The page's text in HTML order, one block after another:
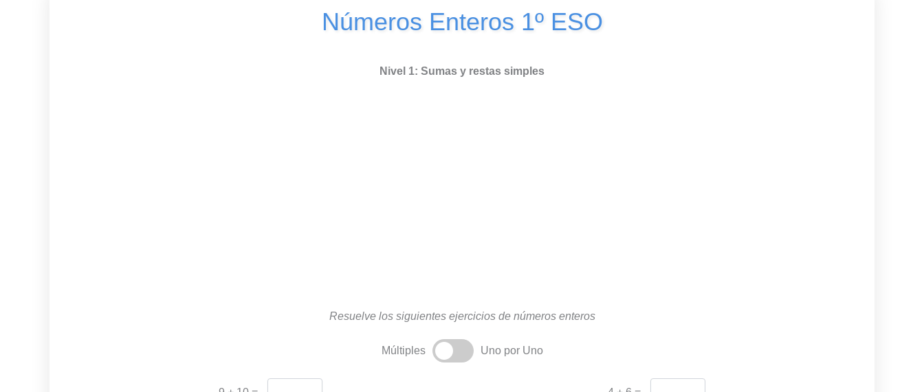
Números Enteros 1º ESO
Nivel 1: Sumas y restas simples
Resuelve los siguientes ejercicios de números enteros
Múltiples Uno por Uno